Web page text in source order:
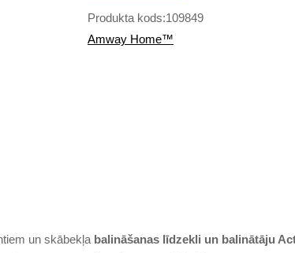
Produkta kods:109849
Amway Home™
un skābekļa balināšanas līdzekli un balinātāju